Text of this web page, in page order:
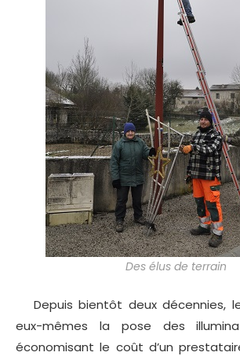
Des élus de terrain
Depuis bientôt deux décennies,
eux-mêmes la pose des
économisant le coût d’un